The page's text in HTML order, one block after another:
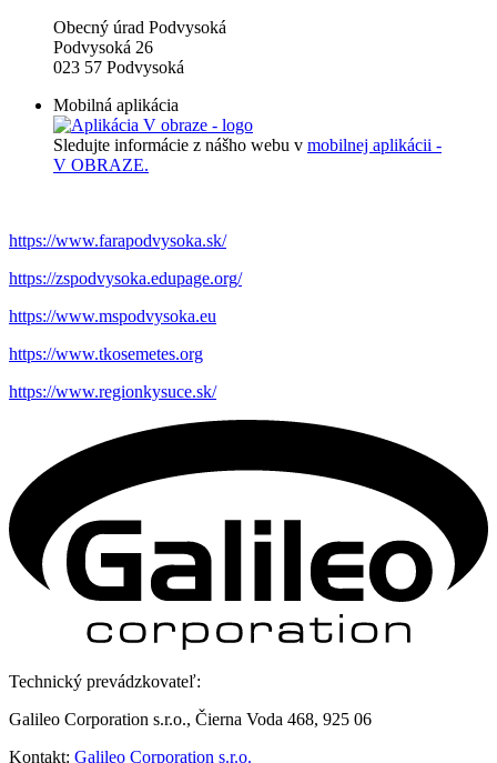
Obecný úrad Podvysoká
Podvysoká 26
023 57 Podvysoká
Mobilná aplikácia
Sledujte informácie z nášho webu v mobilnej aplikácii -
V OBRAZE.
https://www.farapodvysoka.sk/
https://zspodvysoka.edupage.org/
https://www.mspodvysoka.eu
https://www.tkosemetes.org
https://www.regionkysuce.sk/
Technický prevádzkovateľ:
Galileo Corporation s.r.o., Čierna Voda 468, 925 06
Kontakt: Galileo Corporation s.r.o.